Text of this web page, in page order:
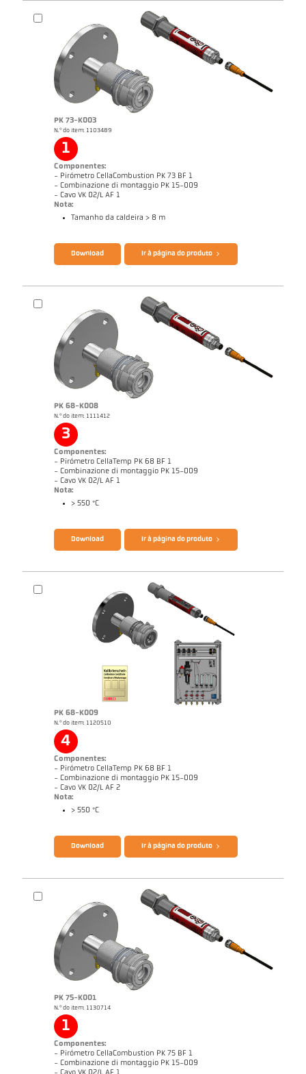
Nota de aplicação CellaCombustion
Relatório técnico Optical temperature
measurement in combustion plants
Desenho PK 72-K003
PK 73-K003
N.º do item: 1103489
1
Componentes:
- Pirómetro CellaCombustion PK 73 BF 1
- Combinazione di montaggio PK 15-009
- Cavo VK 02/L AF 1
Nota:
Tamanho da caldeira > 8 m
Catálogo CellaTemp PK PKF PKL
Nota de aplicação CellaCombustion
Relatório técnico Optical temperature
measurement in combustion plants
Desenho PK 73-K003
Download Ir à página do produto
PK 68-K008
N.º do item: 1111412
3
Componentes:
- Pirómetro CellaTemp PK 68 BF 1
- Combinazione di montaggio PK 15-009
- Cavo VK 02/L AF 1
Nota:
> 550 °C
Catálogo CellaTemp PK PKF PKL
Nota de aplicação CellaCombustion
Relatório técnico Optical temperature
measurement in combustion plants
Desenho PK 68-K008
Download Ir à página do produto
PK 68-K009
N.º do item: 1120510
4
Componentes:
- Pirómetro CellaTemp PK 68 BF 1
- Combinazione di montaggio PK 15-009
- Cavo VK 02/L AF 2
Nota:
> 550 °C
Questionário CellaCombustion
Nota de aplicação CellaCombustion
Relatório técnico Optical temperature
measurement in combustion plants
Download Ir à página do produto
PK 75-K001
N.º do item: 1130714
1
Componentes:
- Pirómetro CellaCombustion PK 75 BF 1
- Combinazione di montaggio PK 15-009
Catálogo CellaTemp PK PKF PKL